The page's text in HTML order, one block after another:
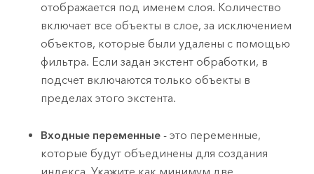
отображается под именем слоя. Количество
включает все объекты в слое, за исключением
объектов, которые были удалены с помощью
фильтра. Если задан экстент обработки, в
подсчет включаются только объекты в
пределах этого экстента.
Входные переменные - это переменные,
которые будут объединены для создания